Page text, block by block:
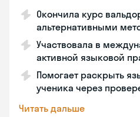
Окончила курс
альтернативными
Участвовала в
активной языковой
Помогает раскрыть
ученика через
Читать дальше